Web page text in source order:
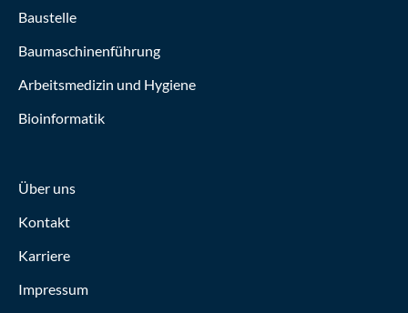
Baustelle
Baumaschinenführung
Arbeitsmedizin und Hygiene
Bioinformatik
Über uns
Kontakt
Karriere
Impressum